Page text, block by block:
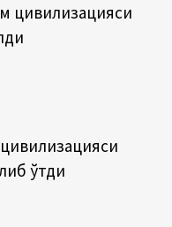
цивилизацияси
ўтди